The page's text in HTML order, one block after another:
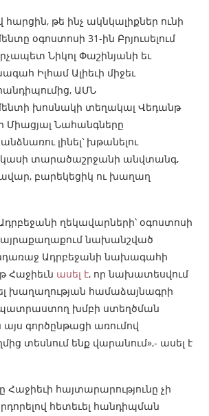
թե ինչ ակնկալիքներ ունի
օգոստոսի 31-ին Բրյուսելում
Նիկոլ Փաշինյանի եւ
Իլհամ Ալիեւի միջեւ
ԱՄՆ
խոսնակի տեղակալ Վեդանթ
Միացյալ Նահանգները
լինել՝ խթանելու
տարածաշրջանի անվտանգ,
բարեկեցիկ ու խաղաղ
ղեկավարների՝ օգոստոսի
մայրաքաղաքում նախանշված
Ադրբեջանի նախագահի
Հաջիեւն ասել է, որ նախատեսվում
խաղաղության համաձայնագրի
խմբի ստեղծման
այս գործընթացի առումով
տեսնում ենք վարանում»,- ասել է
Հաջիեւի հայտարարությունը չի
հետեւել հանդիպման